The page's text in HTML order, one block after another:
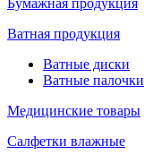
Бумажная продукция
Ватная продукция
Ватные диски
Ватные палочки
Медицинские товары
Салфетки влажные